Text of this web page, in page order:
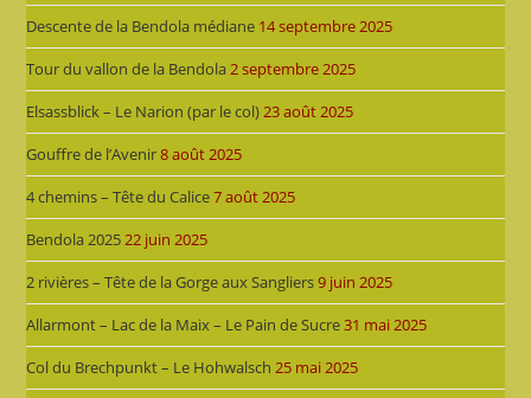
Descente de la Bendola médiane 14 septembre 2025
Tour du vallon de la Bendola2 septembre 2025
Elsassblick – Le Narion (par le col)23 août 2025
Gouffre de l’Avenir8 août 2025
4 chemins – Tête du Calice7 août 2025
Bendola 202522 juin 2025
2 rivières – Tête de la Gorge aux Sangliers9 juin 2025
Allarmont – Lac de la Maix – Le Pain de Sucre31 mai 2025
Col du Brechpunkt – Le Hohwalsch 25 mai 2025